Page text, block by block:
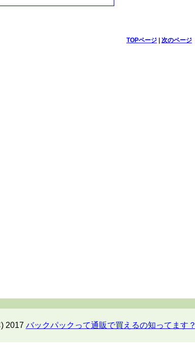
TOPページ| 次のページ
2017 バックパックって通販で買えるの知ってます？